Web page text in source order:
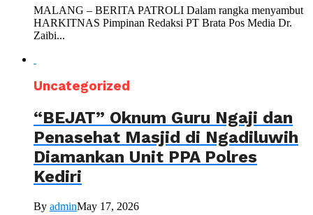
MALANG – BERITA PATROLI Dalam rangka menyambut
HARKITNAS Pimpinan Redaksi PT Brata Pos Media Dr.
Zaibi...
Uncategorized
“BEJAT” Oknum Guru Ngaji dan
Penasehat Masjid di Ngadiluwih
Diamankan Unit PPA Polres
Kediri
By adminMay 17, 2026